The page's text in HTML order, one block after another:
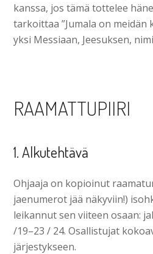
kanssa, jos tämä tottelee
tarkoittaa ”Jumala on meidän
yksi Messiaan, Jeesuksen,
RAAMATTUPIIRI
1. Alkutehtävä
Ohjaaja on kopioinut
jaenumerot jää näkyviin!)
leikannut sen viiteen osaan:
/19–23 / 24. Osallistujat
järjestykseen.